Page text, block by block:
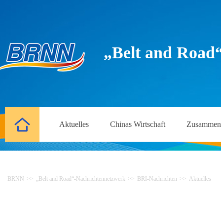
„Belt and
Aktuelles Chinas Wirtschaft
BRNN >> „Belt and Road“-Nachrichtennetzwerk >> BRI-Nachrichten >> Aktuelles